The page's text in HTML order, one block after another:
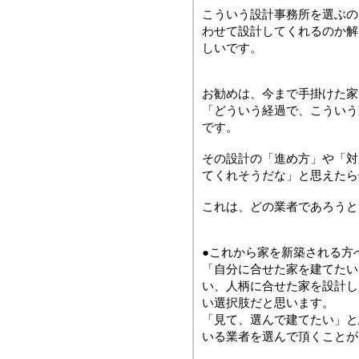
こういう設計事務所を選ぶ
わせて設計してくれるのか
しいです。
お勧めは、今まで手掛けた
「どういう経過で、こうい
です。
その設計の「進め方」や「
てくれそうだな」と思えた
これは、どの業者であろう
●これから家を新築される方
「自分に合せた家を建てた
い、人柄に合せた家を設計
い選択肢だと思います。
「見て、選んで建てたい」
いる業者を選んで頂くこと